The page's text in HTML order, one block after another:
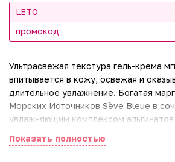
LETO
промокод
Ультрасвежая текстура гель-крема
впитывается в кожу, освежая и
длительное увлажнение. Богатая
Морских Источников Sève Bleue в
увлажняющим комплексом альгинатов
всего дня. Увлажняет 24 часа -
Показать полностью